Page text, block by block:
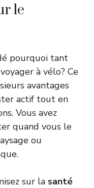
le
pourquoi tant
à vélo? Ce
avantages
actif tout en
Vous avez
quand vous le
ou
sur la santé